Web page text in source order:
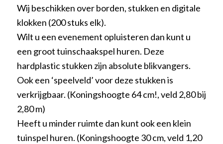
Wij beschikken over borden, stukken en digitale
klokken (200 stuks elk).
Wilt u een evenement opluisteren dan kunt u
een groot tuinschaakspel huren. Deze
hardplastic stukken zijn absolute blikvangers.
Ook een ‘speelveld’ voor deze stukken is
verkrijgbaar. (Koningshoogte 64 cm!, veld 2,80 bij
2,80 m)
Heeft u minder ruimte dan kunt ook een klein
tuinspel huren. (Koningshoogte 30 cm, veld 1,20